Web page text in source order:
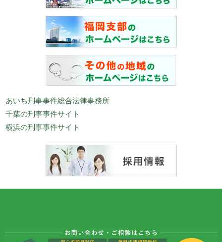
あいち刑事事件総合法律事務所
千葉の刑事事件サイト
横浜の刑事事件サイト